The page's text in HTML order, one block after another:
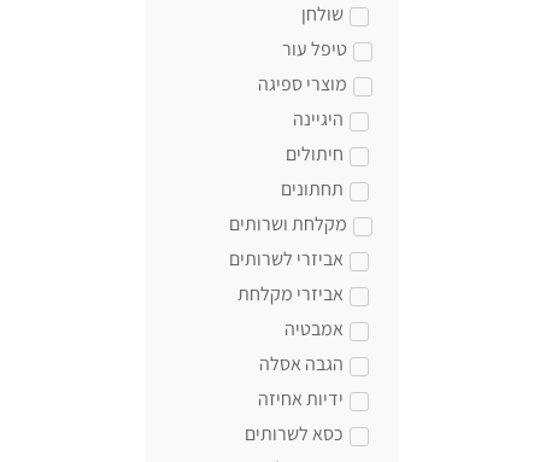
שולחן
טיפל עור
מוצרי ספיגה
היגיינה
חיתולים
תחתונים
מקלחת ושרותים
אביזרי לשרותים
אביזרי מקלחת
אמבטיה
הגבה אסלה
ידיות אחיזה
כסא לשרותים